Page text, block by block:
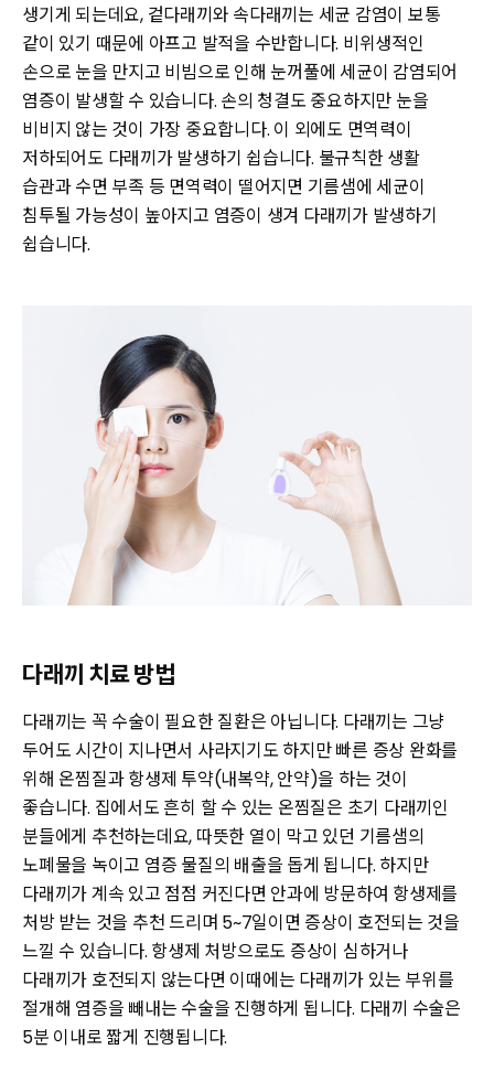
생기게 되는데요, 겉다래끼와 속다래끼는 세균 감염이 보통
같이 있기 때문에 아프고 발적을 수반합니다. 비위생적인
손으로 눈을 만지고 비빔으로 인해 눈꺼풀에 세균이 감염되어
염증이 발생할 수 있습니다. 손의 청결도 중요하지만 눈을
비비지 않는 것이 가장 중요합니다. 이 외에도 면역력이
저하되어도 다래끼가 발생하기 쉽습니다. 불규칙한 생활
습관과 수면 부족 등 면역력이 떨어지면 기름샘에 세균이
침투될 가능성이 높아지고 염증이 생겨 다래끼가 발생하기
쉽습니다.
다래끼 치료 방법
다래끼는 꼭 수술이 필요한 질환은 아닙니다. 다래끼는 그냥
두어도 시간이 지나면서 사라지기도 하지만 빠른 증상 완화를
위해 온찜질과 항생제 투약(내복약, 안약)을 하는 것이
좋습니다. 집에서도 흔히 할 수 있는 온찜질은 초기 다래끼인
분들에게 추천하는데요, 따뜻한 열이 막고 있던 기름샘의
노폐물을 녹이고 염증 물질의 배출을 돕게 됩니다. 하지만
다래끼가 계속 있고 점점 커진다면 안과에 방문하여 항생제를
처방 받는 것을 추천 드리며 5~7일이면 증상이 호전되는 것을
느낄 수 있습니다. 항생제 처방으로도 증상이 심하거나
다래끼가 호전되지 않는다면 이때에는 다래끼가 있는 부위를
절개해 염증을 빼내는 수술을 진행하게 됩니다. 다래끼 수술은
5분 이내로 짧게 진행됩니다.